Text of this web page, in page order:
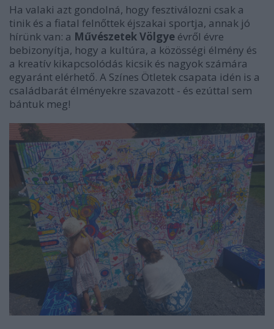
Ha valaki azt gondolná, hogy fesztiválozni csak a
tinik és a fiatal felnőttek éjszakai sportja, annak jó
hírünk van: a Művészetek Völgye évről évre
bebizonyítja, hogy a kultúra, a közösségi élmény és
a kreatív kikapcsolódás kicsik és nagyok számára
egyaránt elérhető. A Színes Ötletek csapata idén is a
családbarát élményekre szavazott - és ezúttal sem
bántuk meg!